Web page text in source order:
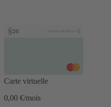
Carte virtuelle
0,00 €/mois